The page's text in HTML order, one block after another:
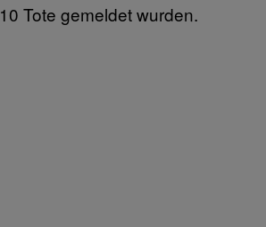
Tote gemeldet wurden.